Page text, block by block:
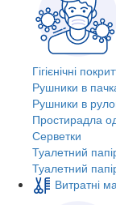
Гігієнічні
Рушники в
Рушники в
Простирадла
Серветки
Туалетний
Туалетний
Витратні